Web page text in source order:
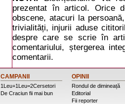
prezentat în articol. Orice
obscene, atacuri la
trivialități, injurii aduse
despre care se scrie în
comentariului, ștergerea
comentarii.
CAMPANII
1Leu+1Leu=2Cersetori
De Craciun fii mai bun
OPINII
Rondul de dimineață
Editorial
Fii reporter